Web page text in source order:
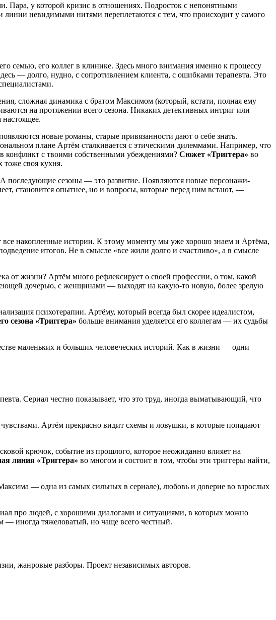
Пара, у которой кризис в отношениях. Подросток с непонятными
невидимыми нитями переплетаются с тем, что происходит у самого
семью, его коллег в клинике. Здесь много внимания именно к процессу
— долго, нудно, с сопротивлением клиента, с ошибками терапевта. Это
сложная динамика с братом Максимом (который, кстати, полная ему
на протяжении всего сезона. Никаких детективных интриг или
новые романы, старые привязанности дают о себе знать.
плане Артём сталкивается с этическими дилеммами. Например, что
конфликт с твоими собственными убеждениями? Сюжет «Триггера» во
тоже своя кухня.
последующие сезоны — это развитие. Появляются новые персонажи-
становится опытнее, но и вопросы, которые перед ним встают, —
все накопленные истории. К этому моменту мы уже хорошо знаем и Артёма,
итогов. Не в смысле «все жили долго и счастливо», а в смысле
от жизни? Артём много рефлексирует о своей профессии, о том, какой
дочерью, с женщинами — выходят на какую-то новую, более зрелую
психотерапии. Артёму, который всегда был скорее идеалистом,
сезона «Триггера» больше внимания уделяется его коллегам — их судьбы
маленьких и больших человеческих историй. Как в жизни — одни
Сериал честно показывает, что это труд, иногда выматывающий, что
Артём прекрасно видит схемы и ловушки, в которые попадают
крючок, событие из прошлого, которое неожиданно влияет на
линия «Триггера» во многом и состоит в том, чтобы эти триггеры найти,
— одна из самых сильных в сериале), любовь и доверие во взрослых
про людей, с хорошими диалогами и ситуациями, в которых можно
— иногда тяжеловатый, но чаще всего честный.
жанровые разборы. Проект независимых авторов.